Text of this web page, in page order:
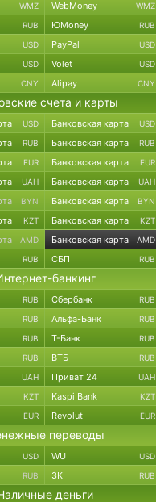
WMZ WebMoney WMZ
RUB ЮMoney RUB
USD PayPal USD
USD Volet USD
CNY Alipay CNY
счета и карты
USD Банковская карта USD
RUB Банковская карта RUB
EUR Банковская карта EUR
UAH Банковская карта UAH
BYN Банковская карта BYN
KZT Банковская карта KZT
AMD Банковская карта AMD
RUB СБП RUB
банкинг
RUB Сбербанк RUB
RUB Альфа-Банк RUB
RUB Т-Банк RUB
RUB ВТБ RUB
UAH Приват 24 UAH
KZT Kaspi Bank KZT
EUR Revolut EUR
переводы
USD WU USD
RUB ЗК RUB
деньги